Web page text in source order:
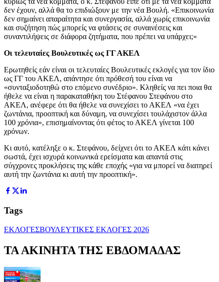
δεν έχουν, αλλά θα το επιδιώξουν με την νέα Βουλή. «Επικοινωνία
δεν σημαίνει απαραίτητα και συνεργασία, αλλά χωρίς επικοινωνία
και συζήτηση πώς μπορείς να φτάσεις σε συναινέσεις και
συναντιλήψεις σε διάφορα ζητήματα, που πρέπει να υπάρχει;»
Οι τελευταίες Βουλευτικές ως ΓΓ ΑΚΕΛ
Ερωτηθείς εάν είναι οι τελευταίες Βουλευτικές εκλογές για τον ίδιο
ως ΓΓ του ΑΚΕΛ, απάντησε ότι πρόθεσή του είναι να
«συνταξιοδοτηθώ στο επόμενο συνέδριο». Κληθείς να πει ποια θα
ήθελε να είναι η παρακαταθήκη του Στέφανου Στεφάνου στο
ΑΚΕΛ, ανέφερε ότι θα ήθελε να συνεχίσει το ΑΚΕΛ «να έχει
ζωντάνια, προοπτική και δύναμη, να συνεχίσει τουλάχιστον άλλα
100 χρόνια», επισημαίνοντας ότι φέτος το ΑΚΕΛ γίνεται 100
χρόνων.
Κι αυτό, κατέληξε ο κ. Στεφάνου, δείχνει ότι το ΑΚΕΛ κάτι κάνει
σωστά, έχει ισχυρά κοινωνικά ερείσματα και απαντά στις
σύγχρονες προκλήσεις της κάθε εποχής «για να μπορεί να διατηρεί
αυτή την ζωντάνια κι αυτή την προοπτική».
Tags
ΕΚΛΟΓΕΣΒΟΥΛΕΥΤΙΚΕΣ ΕΚΛΟΓΕΣ 2026
ΤΑ ΑΚΙΝΗΤΑ ΤΗΣ ΕΒΔΟΜΑΔΑΣ